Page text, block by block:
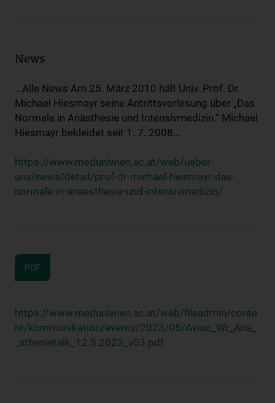
News
...Alle News Am 25. März 2010 hält Univ. Prof. Dr.
Michael Hiesmayr seine Antrittsvorlesung über „Das
Normale in Anästhesie und Intensivmedizin.“ Michael
Hiesmayr bekleidet seit 1. 7. 2008...
https://www.meduniwien.ac.at/web/ueber-
uns/news/detail/prof-dr-michael-hiesmayr-das-
normale-in-anaesthesie-und-intensivmedizin/
PDF
https://www.meduniwien.ac.at/web/fileadmin/conte
nt/kommunikation/events/2023/05/Aviso_Wr_Ana_
_sthesietalk_12.5.2023_v03.pdf